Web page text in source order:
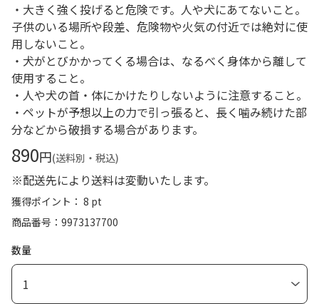
・大きく強く投げると危険です。人や犬にあてないこと。
子供のいる場所や段差、危険物や火気の付近では絶対に使
用しないこと。
・犬がとびかかってくる場合は、なるべく身体から離して
使用すること。
・人や犬の首・体にかけたりしないように注意すること。
・ペットが予想以上の力で引っ張ると、長く噛み続けた部
分などから破損する場合があります。
890円(送料別・税込)
※配送先により送料は変動いたします。
獲得ポイント： 8 pt
商品番号
9973137700
数量
1